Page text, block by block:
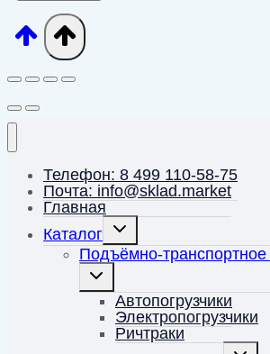
Телефон: 8 499 110-58-75
Почта: info@sklad.market
Главная
Каталог
Переключить
дочернее
меню
Подъёмно-
Переключить
дочернее
менюАвтопогрузчики
Электропогрузчики
Ричтраки